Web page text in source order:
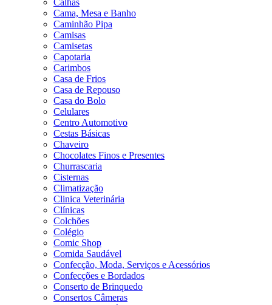
Calhas
Cama, Mesa e Banho
Caminhão Pipa
Camisas
Camisetas
Capotaria
Carimbos
Casa de Frios
Casa de Repouso
Casa do Bolo
Celulares
Centro Automotivo
Cestas Básicas
Chaveiro
Chocolates Finos e Presentes
Churrascaria
Cisternas
Climatização
Clinica Veterinária
Clínicas
Colchões
Colégio
Comic Shop
Comida Saudável
Confecção, Moda, Serviços e Acessórios
Confecções e Bordados
Conserto de Brinquedo
Consertos Câmeras